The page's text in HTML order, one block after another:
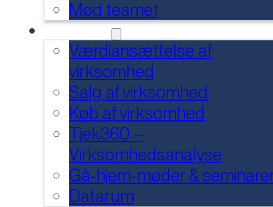
Mød teamet
Værdiansættelse af
virksomhed
Salg af virksomhed
Køb af virksomhed
Tjek360 –
Virksomhedsanalyse
Gå-hjem-møder &
Datarum